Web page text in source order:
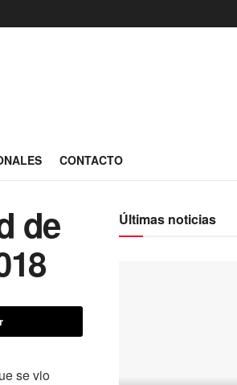
CONTACTO
de
se vio
Últimas noticias